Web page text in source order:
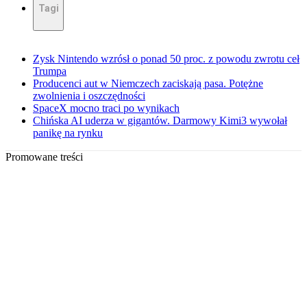
Tagi
Zysk Nintendo wzrósł o ponad 50 proc. z powodu zwrotu ceł
Trumpa
Producenci aut w Niemczech zaciskają pasa. Potężne
zwolnienia i oszczędności
SpaceX mocno traci po wynikach
Chińska AI uderza w gigantów. Darmowy Kimi3 wywołał
panikę na rynku
Promowane treści